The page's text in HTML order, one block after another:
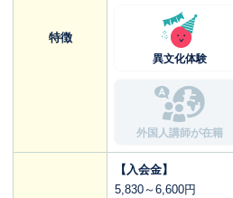
特徴
異文化体験
外国人講師が在籍
【入会金】
5,830～6,600円